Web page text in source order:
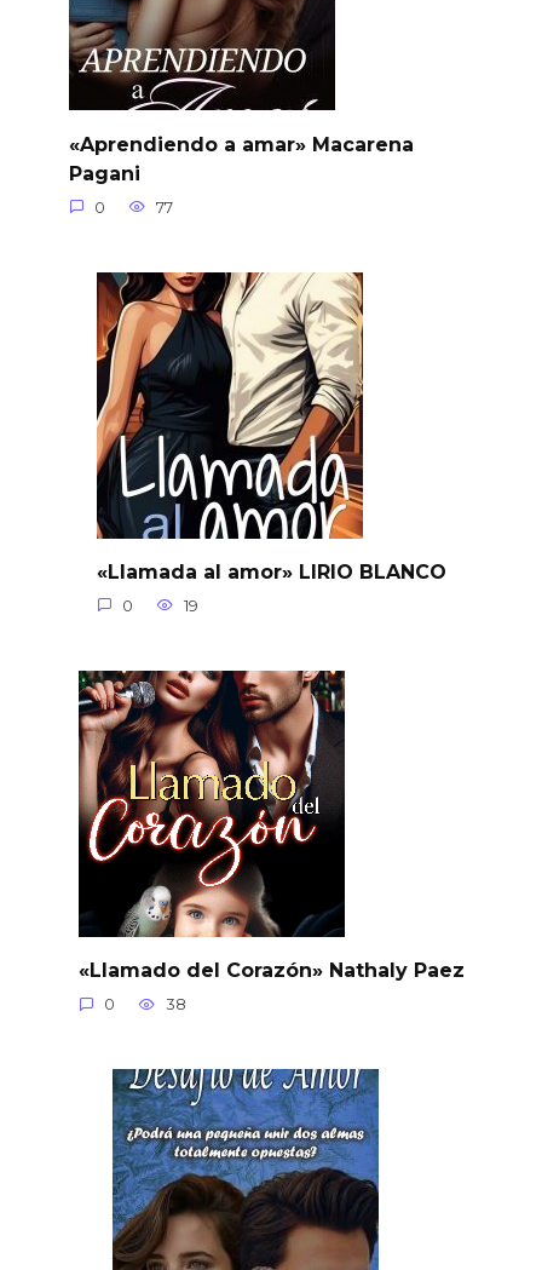
«Aprendiendo a amar» Macarena
Pagani
0 77
«Llamada al amor» LIRIO BLANCO
0 19
«Llamado del Corazón» Nathaly Paez
0 38